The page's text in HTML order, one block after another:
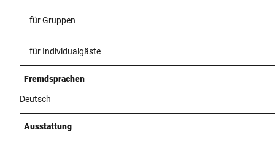
für Gruppen
für Individualgäste
Fremdsprachen
Deutsch
Ausstattung